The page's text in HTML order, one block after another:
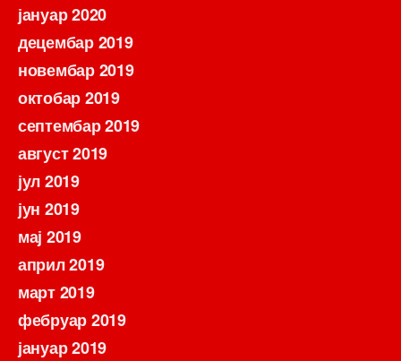
јануар 2020
децембар 2019
новембар 2019
октобар 2019
септембар 2019
август 2019
јул 2019
јун 2019
мај 2019
април 2019
март 2019
фебруар 2019
јануар 2019